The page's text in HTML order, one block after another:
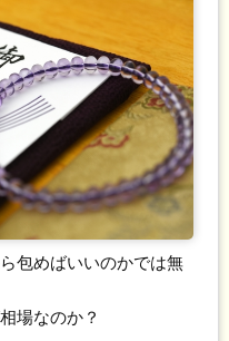
包めばいいのかでは無
場なのか？